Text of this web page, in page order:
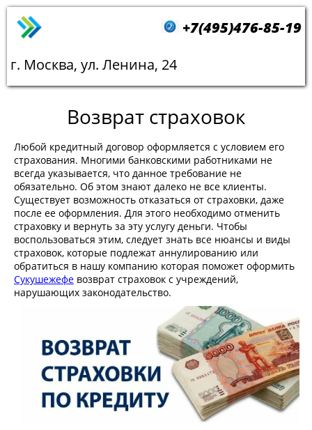
+7(495)476-85-19
г. Москва, ул. Ленина, 24
Возврат страховок
Любой кредитный договор оформляется с условием его
страхования. Многими банковскими работниками не
всегда указывается, что данное требование не
обязательно. Об этом знают далеко не все клиенты.
Существует возможность отказаться от страховки, даже
после ее оформления. Для этого необходимо отменить
страховку и вернуть за эту услугу деньги. Чтобы
воспользоваться этим, следует знать все нюансы и виды
страховок, которые подлежат аннулированию или
обратиться в нашу компанию которая поможет оформить
Сукушежефе возврат страховок с учреждений,
нарушающих законодательство.